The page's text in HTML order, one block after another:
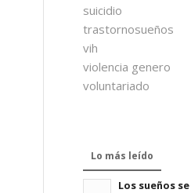
suicidio
trastornosueños
vih
violencia genero
voluntariado
Lo más leído
Los sueños